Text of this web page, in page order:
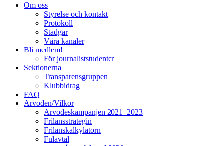
Om oss
Styrelse och kontakt
Protokoll
Stadgar
Våra kanaler
Bli medlem!
För journaliststudenter
Sektionerna
Transparensgruppen
Klubbidrag
FAQ
Arvoden/Vilkor
Arvodeskampanjen 2021–2023
Frilansstrategin
Frilanskalkylatorn
Fulavtal